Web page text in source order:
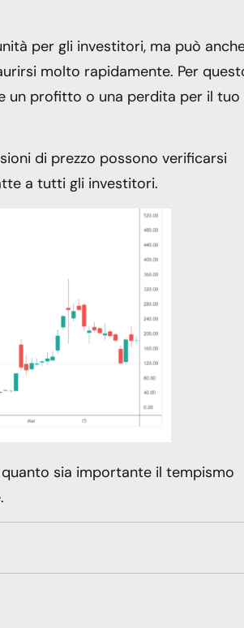
per gli investitori, ma può
molto rapidamente. Per
un profitto o una perdita per il tuo
di prezzo possono verificarsi
a tutti gli investitori.
sia importante il tempismo